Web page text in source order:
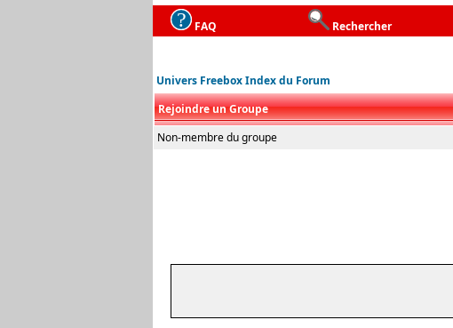
FAQ Rechercher
Univers Freebox Index du Forum
Rejoindre un Groupe
Non-membre du groupe